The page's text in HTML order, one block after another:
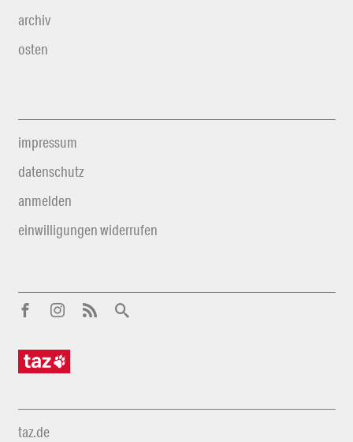
archiv
osten
impressum
datenschutz
anmelden
einwilligungen widerrufen
taz.de